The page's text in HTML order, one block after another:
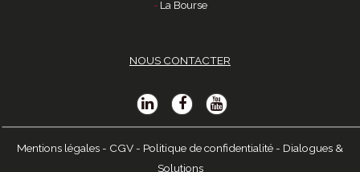
La Bourse
NOUS CONTACTER
Mentions légales - CGV - Politique de confidentialité - Dialogues &
Solutions